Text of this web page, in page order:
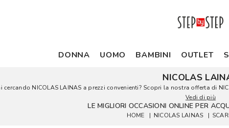
DONNA UOMO BAMBINI OUTLET
NICOLAS
cercando NICOLAS LAINAS a prezzi convenienti? Scopri la nostra offerta di
Vedi di più
LE MIGLIORI OCCASIONI ONLINE PER
HOME | NICOLAS LAINAS |